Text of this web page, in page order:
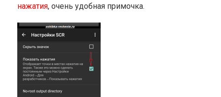
нажатия, очень удобная примочка.